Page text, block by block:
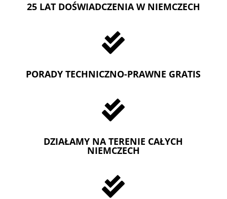
25 LAT DOŚWIADCZENIA W NIEMCZECH

PORADY TECHNICZNO-PRAWNE GRATIS

DZIAŁAMY NA TERENIE CAŁYCH
NIEMCZECH
